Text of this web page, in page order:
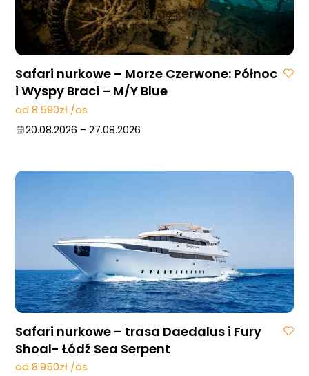
31.10.2026
–
07.11.2026
21.11.2026
–
28.11.2026
28.11.2026
– 05.12.2026
Safari nurkowe – Morze Czerwone: Północ
i Wyspy Braci – M/Y Blue
od 8.590zł /os
20.08.2026 – 27.08.2026
Safari nurkowe – trasa Daedalus i Fury
Shoal- Łódź Sea Serpent
od 8.950zł /os